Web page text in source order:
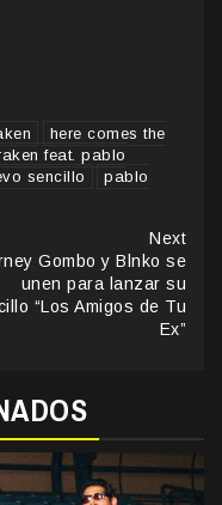
here comes the
feat. pablo
sencillo
pablo
Next
Gombo y Blnko se
unen para lanzar su
“Los Amigos de Tu
Ex”